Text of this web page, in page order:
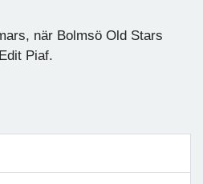
när Bolmsö Old Stars
Piaf.